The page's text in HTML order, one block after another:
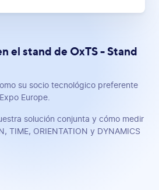
el stand de OxTS - Stand
su socio tecnológico preferente
Europe.
solución conjunta y cómo medir
TIME, ORIENTATION y DYNAMICS